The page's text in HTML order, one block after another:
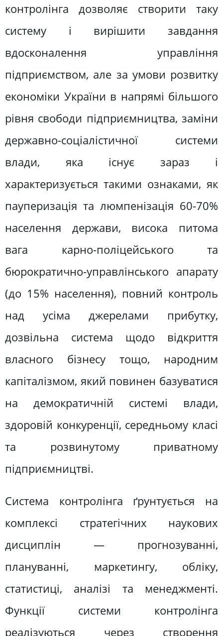
контролінга дозволяє створити таку
систему і вирішити завдання
вдосконалення управління
підприємством, але за умови розвитку
економіки України в напрямі більшого
рівня свободи підприємництва, заміни
державно-соціалістичної системи
влади, яка існує зараз і
характеризується такими ознаками, як
пауперизація та люмпенізація 60-70%
населення держави, висока питома
вага карно-поліцейського та
бюрократично-управлінського апарату
(до 15% населення), повний контроль
над усіма джерелами прибутку,
дозвільна система щодо відкриття
власного бізнесу тощо, народним
капіталізмом, який повинен базуватися
на демократичній системі влади,
здоровій конкуренції, середньому класі
та розвинутому приватному
підприємництві.
Система контролінга ґрунтується на
комплексі стратегічних наукових
дисциплін — прогнозуванні,
плануванні, маркетингу, обліку,
статистиці, аналізі та менеджменті.
Функції системи контролінга
реалізуються через створення